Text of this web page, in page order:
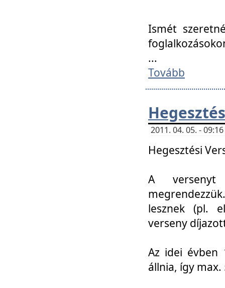
Ismét
...
Tovább
2011. 04. 05. -
Hegesztési
A versenyt
lesznek (pl.
verseny
Az idei évben
állnia, így